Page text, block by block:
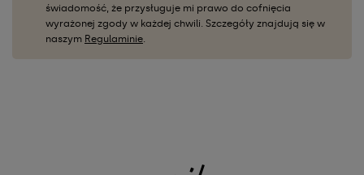
świadomość, że przysługuje mi prawo do cofnięcia
wyrażonej zgody w każdej chwili. Szczegóły znajdują się w
naszym Regulaminie